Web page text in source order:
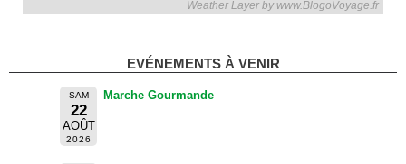
Weather Layer by www.BlogoVoyage.fr
EVÉNEMENTS À VENIR
SAM
22
AOÛT
2026
Marche Gourmande